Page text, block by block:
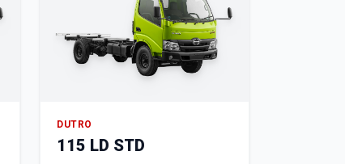
DUTRO
115 LD STD